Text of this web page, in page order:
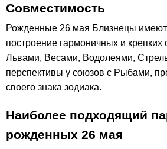
Совместимость
Рожденные 26 мая Близнецы
построение гармоничных и крепких
Львами, Весами, Водолеями,
перспективы у союзов с Рыбами,
своего знака зодиака.
Наиболее подходящий
рожденных 26 мая